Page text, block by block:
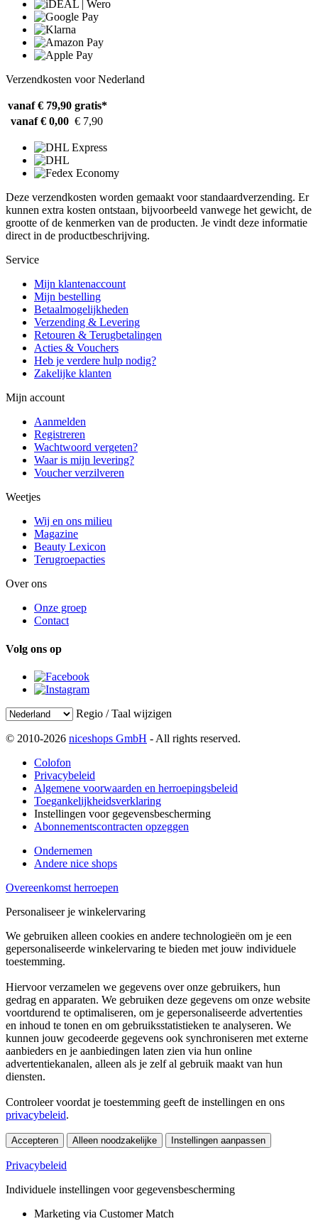
Verzendkosten voor Nederland
vanaf € 79,90 gratis*
vanaf € 0,00 € 7,90
Deze verzendkosten worden gemaakt voor standaardverzending. Er
kunnen extra kosten ontstaan, bijvoorbeeld vanwege het gewicht, de
grootte of de kenmerken van de producten. Je vindt deze informatie
direct in de productbeschrijving.
Service
Mijn klantenaccount
Mijn bestelling
Betaalmogelijkheden
Verzending & Levering
Retouren & Terugbetalingen
Acties & Vouchers
Heb je verdere hulp nodig?
Zakelijke klanten
Mijn account
Aanmelden
Registreren
Wachtwoord vergeten?
Waar is mijn levering?
Voucher verzilveren
Weetjes
Wij en ons milieu
Magazine
Beauty Lexicon
Terugroepacties
Over ons
Onze groep
Contact
Volg ons op
Regio / Taal wijzigen
© 2010-2026 niceshops GmbH - All rights reserved.
Colofon
Privacybeleid
Algemene voorwaarden en herroepingsbeleid
Toegankelijkheidsverklaring
Instellingen voor gegevensbescherming
Abonnementscontracten opzeggen
Ondernemen
Andere nice shops
Overeenkomst herroepen
Personaliseer je winkelervaring
We gebruiken alleen cookies en andere technologieën om je een
gepersonaliseerde winkelervaring te bieden met jouw individuele
toestemming.
Hiervoor verzamelen we gegevens over onze gebruikers, hun
gedrag en apparaten. We gebruiken deze gegevens om onze website
voortdurend te optimaliseren, om je gepersonaliseerde advertenties
en inhoud te tonen en om gebruiksstatistieken te analyseren. We
kunnen jouw gecodeerde gegevens ook synchroniseren met externe
aanbieders en je aanbiedingen laten zien via hun online
advertentiekanalen, alleen als je zelf al gebruik maakt van hun
diensten.
Controleer voordat je toestemming geeft de instellingen en ons
privacybeleid.
Accepteren Alleen noodzakelijke Instellingen aanpassen
Privacybeleid
Individuele instellingen voor gegevensbescherming
Marketing via Customer Match